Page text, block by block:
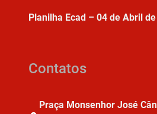
Planilha Ecad – 04 de Abril
Contatos
Praça Monsenhor José